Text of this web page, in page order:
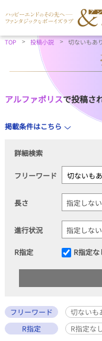
TOP 投稿小説 切ないもあ
アルファポリスで投稿さ
掲載条件はこちら
詳細検索
フリーワード
長さ
進行状況
R指定 R指定な
フリーワード
切ないも
R指定
R指定な